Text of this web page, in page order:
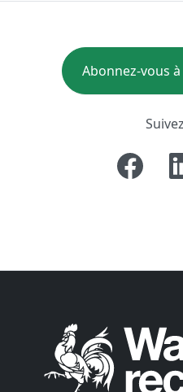
Abonnez-vous